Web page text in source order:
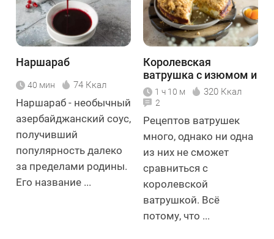
Наршараб
40 мин 74 Ккал
Наршараб - необычный
азербайджанский соус,
получивший
популярность далеко
за пределами родины.
Его название ...
Королевская
ватрушка с изюмом и
курагой
1 ч 10 м 320 Ккал
2
Рецептов ватрушек
много, однако ни одна
из них не сможет
сравниться с
королевской
ватрушкой. Всё
потому, что ...